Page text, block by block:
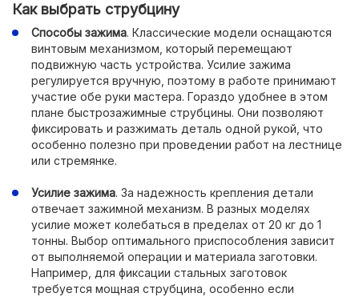
Как выбрать струбцину
Способы зажима. Классические модели оснащаются
винтовым механизмом, который перемещают
подвижную часть устройства. Усилие зажима
регулируется вручную, поэтому в работе принимают
участие обе руки мастера. Гораздо удобнее в этом
плане быстрозажимные струбцины. Они позволяют
фиксировать и разжимать деталь одной рукой, что
особенно полезно при проведении работ на лестнице
или стремянке.
Усилие зажима. За надежность крепления детали
отвечает зажимной механизм. В разных моделях
усилие может колебаться в пределах от 20 кг до 1
тонны. Выбор оптимального приспособления зависит
от выполняемой операции и материала заготовки.
Например, для фиксации стальных заготовок
требуется мощная струбцина, особенно если